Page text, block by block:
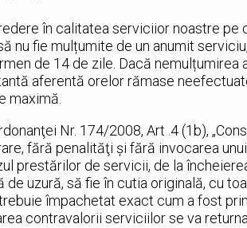
în calitatea serviciior noastre
nu fie mulțumite de un anumit
de 14 de zile. Dacă
aferentă orelor rămase
maximă.
Nr. 174/2008, Art .4 (1b),
fără penalităţi şi fără invocarea
prestărilor de servicii, de la
de uzură, să fie în cutia originală, cu
împachetat exact cum a fost
contravalorii serviciilor se va